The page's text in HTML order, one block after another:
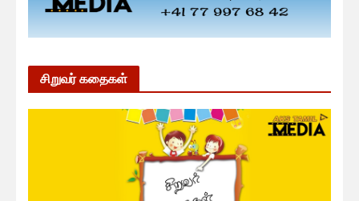
சிறுவர் கதைகள்